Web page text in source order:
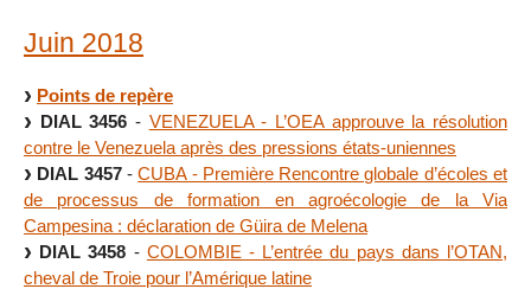
Juin 2018
Points de repère
DIAL 3456 - VENEZUELA - L’OEA approuve la résolution
contre le Venezuela après des pressions états-uniennes
DIAL 3457-CUBA - Première Rencontre globale d’écoles et
de processus de formation en agroécologie de la Via
Campesina : déclaration de Güira de Melena
DIAL 3458 - COLOMBIE - L’entrée du pays dans l’OTAN,
cheval de Troie pour l’Amérique latine